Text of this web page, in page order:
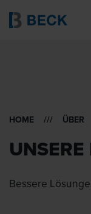
HOME /// ÜBER
Bessere